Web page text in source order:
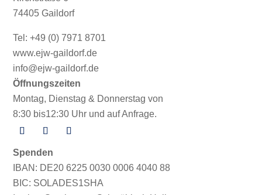
74405 Gaildorf
Tel: +49 (0) 7971 8701
www.ejw-gaildorf.de
info@ejw-gaildorf.de
Öffnungszeiten
Montag, Dienstag & Donnerstag von
8:30 bis12:30 Uhr und auf Anfrage.
Spenden
IBAN: DE20 6225 0030 0006 4040 88
BIC: SOLADES1SHA